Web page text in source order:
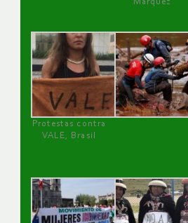
Márquez
Protestas contra
VALE, Brasil